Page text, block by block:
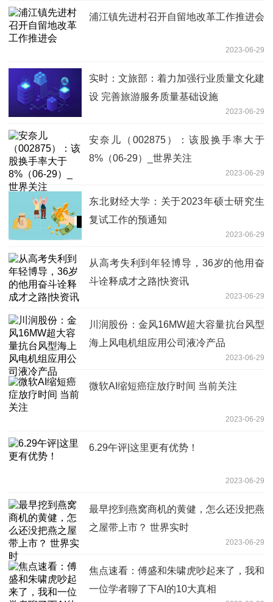
浦江镇先进村召开自留地改革工作推进会
2023-06-29
实时：文旅部：着力加强行业质量文化建
设 完善旅游服务质量基础设施
2023-06-29
安奈儿（002875）：该股换手率大于
8%（06-29）_世界关注
2023-06-29
东北财经大学：关于2023年硕士研究生
复试工作的预通知
2023-06-29
从高考失利到年轻博导，36岁的他用奋
斗诠释成才之路|快资讯
2023-06-29
川润股份：金风16MW超大容量抗台风型
海上风电机组应用公司液冷产品
2023-06-29
微软AI缩短癌症放疗时间 当前关注
2023-06-29
6.29午评|这里更有优势！
2023-06-29
最早挖到燕窝商机的黄健，怎么还没把燕
之屋带上市？ 世界实时
2023-06-29
焦点速看：傅盛和朱啸虎吵起来了，我和
一位学者聊了下AI的10大真相